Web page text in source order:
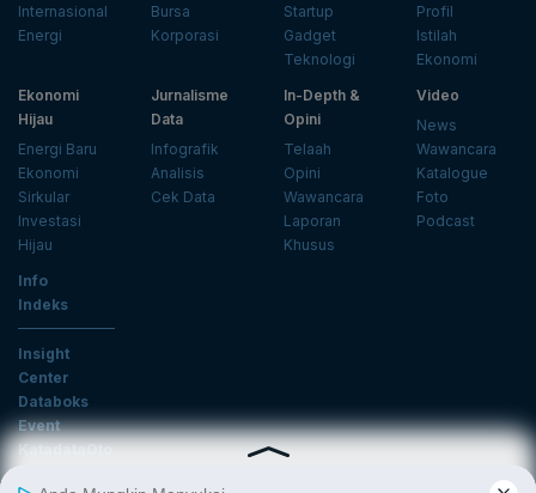
Internasional
Energi
Bursa
Korporasi
Startup
Gadget
Teknologi
Profil
Istilah
Ekonomi
Ekonomi
Hijau
Energi Baru
Ekonomi
Sirkular
Investasi
Hijau
Jurnalisme
Data
Infografik
Analisis
Cek Data
In-Depth &
Opini
Telaah
Opini
Wawancara
Laporan
Khusus
Video
News
Wawancara
Katalogue
Foto
Podcast
Info
Indeks
Insight
Center
Databoks
Event
KatadataOto